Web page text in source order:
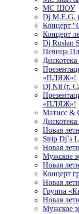
МС ШОУ
Dj M.E.G.
Концерт
Концерт
Dj Ruslan
Певица
«ПЛЯЖ»!
Dj Nil (г.
«ПЛЯЖ»!
Матисс &
Новая
Strip Dj`s
Новая
Мужское
Новая
Концерт
Новая
Группа
Новая
Мужское